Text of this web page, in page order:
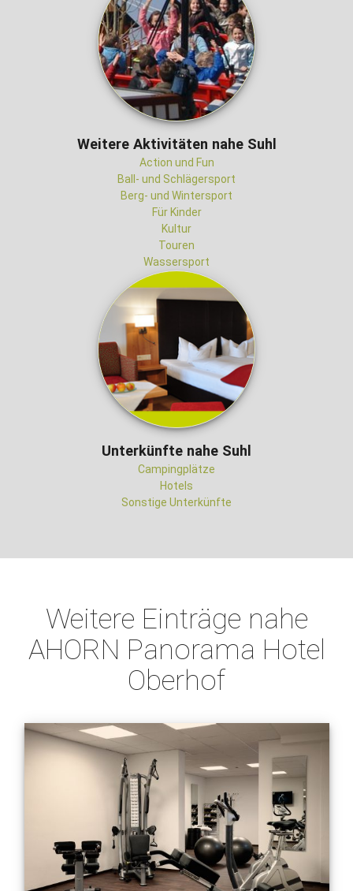
Weitere Aktivitäten nahe Suhl
Action und Fun
Ball- und Schlägersport
Berg- und Wintersport
Für Kinder
Kultur
Touren
Wassersport
Unterkünfte nahe Suhl
Campingplätze
Hotels
Sonstige Unterkünfte
Weitere Einträge nahe
AHORN Panorama Hotel
Oberhof